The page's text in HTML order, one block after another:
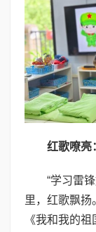
红歌嘹亮
“学习雷
里，红歌飘扬
《我和我的